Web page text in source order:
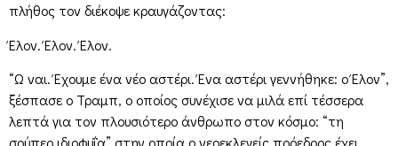
πλήθος τον διέκοψε κραυγάζοντας:
Έλον. Έλον. Έλον.
“Ω ναι. Έχουμε ένα νέο αστέρι. Ένα αστέρι γεννήθηκε: ο Έλον”,
ξέσπασε ο Τραμπ, ο οποίος συνέχισε να μιλά επί τέσσερα
λεπτά για τον πλουσιότερο άνθρωπο στον κόσμο: “τη
σούπερ ιδιοφυΐα” στην οποία ο νεοεκλεγείς πρόεδρος έχει